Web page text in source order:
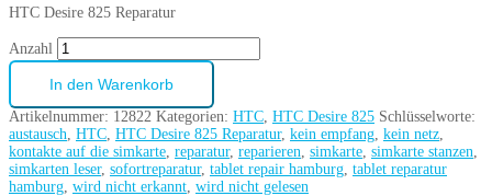
HTC Desire 825 Reparatur
Anzahl
In den Warenkorb
Artikelnummer: 12822 Kategorien: HTC, HTC Desire 825 Schlüsselworte:
austausch, HTC, HTC Desire 825 Reparatur, kein empfang, kein netz,
kontakte auf die simkarte, reparatur, reparieren, simkarte, simkarte stanzen,
simkarten leser, sofortreparatur, tablet repair hamburg, tablet reparatur
hamburg, wird nicht erkannt, wird nicht gelesen